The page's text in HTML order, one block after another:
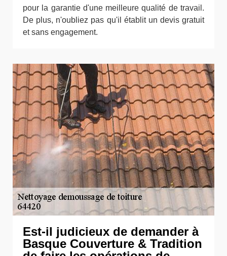
pour la garantie d'une meilleure qualité de travail.
De plus, n'oubliez pas qu'il établit un devis gratuit
et sans engagement.
Est-il judicieux de demander à
Basque Couverture & Tradition